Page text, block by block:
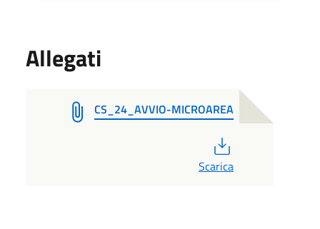
Allegati
CS_24_AVVIO-MICROAREA
Scarica